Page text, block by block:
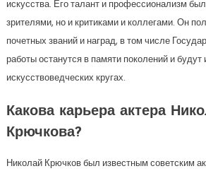
искусства. Его талант и профессионализм
зрителями, но и критиками и коллегами. Он
почетных званий и наград, в том числе
работы останутся в памяти поколений и будут
искусствоведческих кругах.
Какова карьера актера
Крючкова?
Николай Крючков был известным советским